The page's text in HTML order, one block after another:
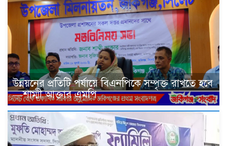
উন্নয়নের প্রতিটি পর্যায়ে বিএনপিকে সম্পৃক্ত রাখতে হবে
—শাম্মী আক্তার এমপি